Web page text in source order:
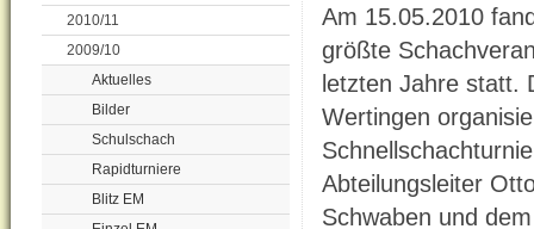
2010/11
2009/10
Aktuelles
Bilder
Schulschach
Rapidturniere
Blitz EM
Am 15.05.2010
größte
letzten Jahre statt.
Wertingen
Abteilungsleiter
Schwaben und